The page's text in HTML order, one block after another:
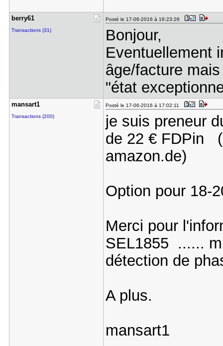
berry61
Transactions (31)
Posté le 17-06-2016 à 16:23:26
Bonjour,
Eventuellement
âge/facture
"état
mansart1
Transactions (200)
Posté le 17-06-2016 à 17:02:11
je suis preneur
de 22 € FDPin
amazon.de)
Option pour
Merci pour
SEL1855 ......
détection de
A plus.
mansart1